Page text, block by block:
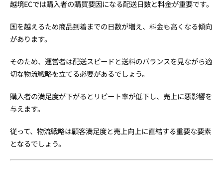
越境ECでは購入者の購買要因になる配送日数と料金が重要です。
国を越えるため商品到着までの日数が増え、料金も高くなる傾向
があります。
そのため、運営者は配送スピードと送料のバランスを見ながら適
切な物流戦略を立てる必要があるでしょう。
購入者の満足度が下がるとリピート率が低下し、売上に悪影響を
与えます。
従って、物流戦略は顧客満足度と売上向上に直結する重要な要素
となるでしょう。